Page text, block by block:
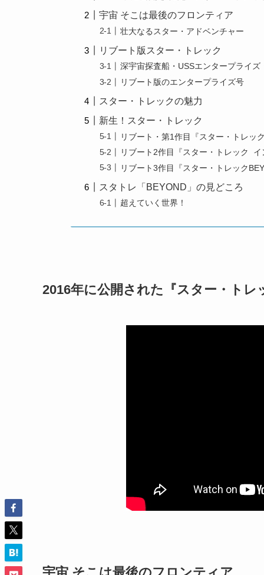
宇宙 そこは最後のフロンティア
壮大なるスター・アドベンチャー
リブート版スター・トレック
深宇宙探査船・USSエンタープライズ
リブート版のエンタープライズ号
スター・トレックの魅力
新生！スター・トレック
リブート・第1作目『スター・トレ
リブート2作目『スター・トレック
リブート3作目『スター・トレック
スタトレ「BEYOND」の見どころ
超えていく世界！
2016年に公開された『スター・ト